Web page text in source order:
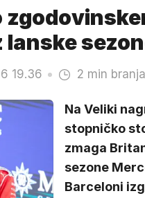
lanske
19.36 2 min branja
Na Veliki
stopničko
zmaga
sezone
Barceloni